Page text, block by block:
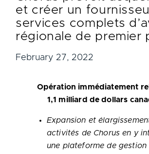
et créer un
services complets
régionale de premier
February 27, 2022
Opération immédiatement
1,1 milliard de dollars
Expansion et
activités de Chorus en y
une plateforme de gestion